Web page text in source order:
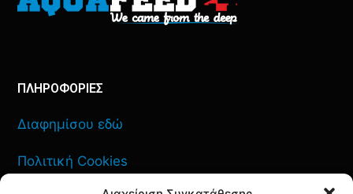
ΠΛΗΡΟΦΟΡΙΕΣ
Διαφημίσου εδώ
Πολιτική Cookies